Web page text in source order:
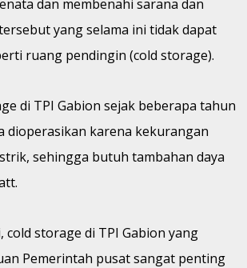
dan membenahi sarana dan
yang selama ini tidak dapat
ruang pendingin (cold storage).
di TPI Gabion sejak beberapa tahun
dioperasikan karena kekurangan
sehingga butuh tambahan daya
cold storage di TPI Gabion yang
Pemerintah pusat sangat penting